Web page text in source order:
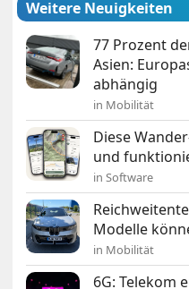
Weitere Neuigkeiten
77 Prozent
Asien:
abhängig
in Mobilität
Diese
und
in Software
Modelle
in Mobilität
6G: Telekom